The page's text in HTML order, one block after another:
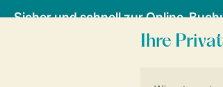
Sicher und schnell zur Online-